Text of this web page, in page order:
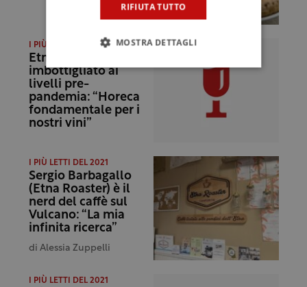
I PIÙ LETTI DEL 2021
Etna Doc,
imbottigliato ai
livelli pre-
pandemia: “Horeca
fondamentale per i
nostri vini”
I PIÙ LETTI DEL 2021
Sergio Barbagallo
(Etna Roaster) è il
nerd del caffè sul
Vulcano: “La mia
infinita ricerca”
di Alessia Zuppelli
I PIÙ LETTI DEL 2021
RIFIUTA TUTTO
MOSTRA DETTAGLI